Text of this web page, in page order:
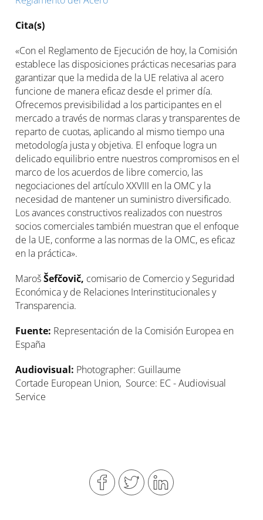
Cita(s)
«Con el Reglamento de Ejecución de hoy, la Comisión
establece las disposiciones prácticas necesarias para
garantizar que la medida de la UE relativa al acero
funcione de manera eficaz desde el primer día.
Ofrecemos previsibilidad a los participantes en el
mercado a través de normas claras y transparentes de
reparto de cuotas, aplicando al mismo tiempo una
metodología justa y objetiva. El enfoque logra un
delicado equilibrio entre nuestros compromisos en el
marco de los acuerdos de libre comercio, las
negociaciones del artículo XXVIII en la OMC y la
necesidad de mantener un suministro diversificado.
Los avances constructivos realizados con nuestros
socios comerciales también muestran que el enfoque
de la UE, conforme a las normas de la OMC, es eficaz
en la práctica».
MarošŠefčovič, comisario de Comercio y Seguridad
Económica y de Relaciones Interinstitucionales y
Transparencia.
Fuente: Representación de la Comisión Europea en
España
Audiovisual: Photographer: Guillaume
Cortade European Union, Source: EC - Audiovisual
Service